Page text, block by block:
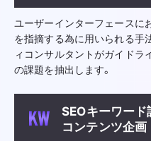
ユーザーインターフェースに
を指摘する為に用いられる手
ィコンサルタントがガイドラ
の課題を抽出します。
SEOキーワード
コンテンツ企画